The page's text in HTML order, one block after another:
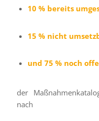
10 % bereits
15 % nicht
und 75 % noch
der
nach